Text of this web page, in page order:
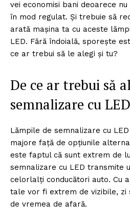
vei economisi bani deoarece
în mod regulat. Și trebuie să
arată mașina ta cu aceste
LED. Fără îndoială, sporește
ce ar trebui să le alegi și tu?
De ce ar trebui să
semnalizare cu
Lămpile de semnalizare cu
majore față de opțiunile
este faptul că sunt extrem de
semnalizare cu LED transmite
celorlalți conducători auto. Cu
tale vor fi extrem de vizibile, zi
de vremea de afară.